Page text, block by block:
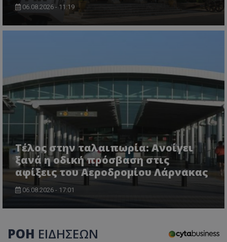
06.08.2026 - 11:19
Τέλος στην ταλαιπωρία: Ανοίγει
ξανά η οδική πρόσβαση στις
αφίξεις του Αεροδρομίου Λάρνακας
06.08.2026 - 17:01
ΡΟΗ ΕΙΔΗΣΕΩΝ